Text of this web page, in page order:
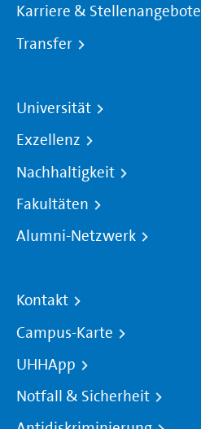
Karriere & Stellenangebote
Transfer
Universität
Exzellenz
Nachhaltigkeit
Fakultäten
Alumni-Netzwerk
Kontakt
Campus-Karte
UHHApp
Notfall & Sicherheit